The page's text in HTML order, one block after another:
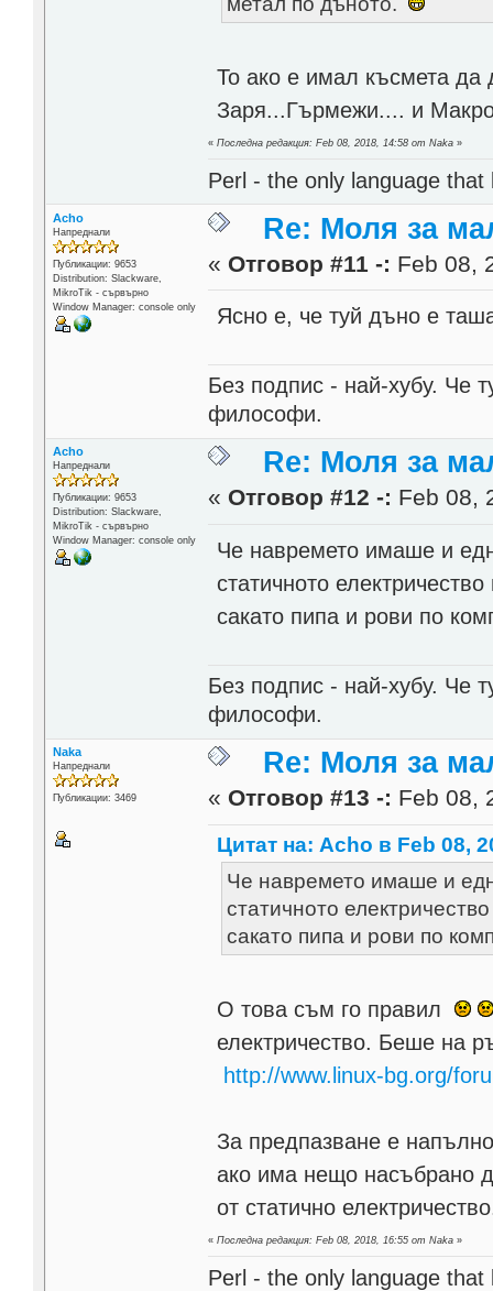
То ако е имал късмета да
Заря...Гърмежи.... и
«Последна редакция: Feb 08, 2018, 14:58 от Naka »
Perl - the only language
Acho
Напреднали
Публикации: 9653
Distribution: Slackware,
MikroTik - сървърно
Window Manager: console only
Re: Моля за
« Отговор #11 -: Feb 08,
Ясно е, че туй дъно е
Без подпис - най-хубу. Че
философи.
Acho
Напреднали
Публикации: 9653
Distribution: Slackware,
MikroTik - сървърно
Window Manager: console only
Re: Моля за
« Отговор #12 -: Feb 08,
Че навремето имаше и
статичното
сакато пипа и рови по
Без подпис - най-хубу. Че
философи.
Naka
Напреднали
Публикации: 3469
Re: Моля за
« Отговор #13 -: Feb 08,
Цитат на: Acho в Feb 08,
Че навремето имаше и
статичното
сакато пипа и рови по
О това съм го правил
електричество. Беше на
http://www.linux-bg.org/
За предпазване е
ако има нещо насъбрано
от статично
«Последна редакция: Feb 08, 2018, 16:55 от Naka »
Perl - the only language